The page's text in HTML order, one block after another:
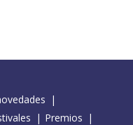
Premios